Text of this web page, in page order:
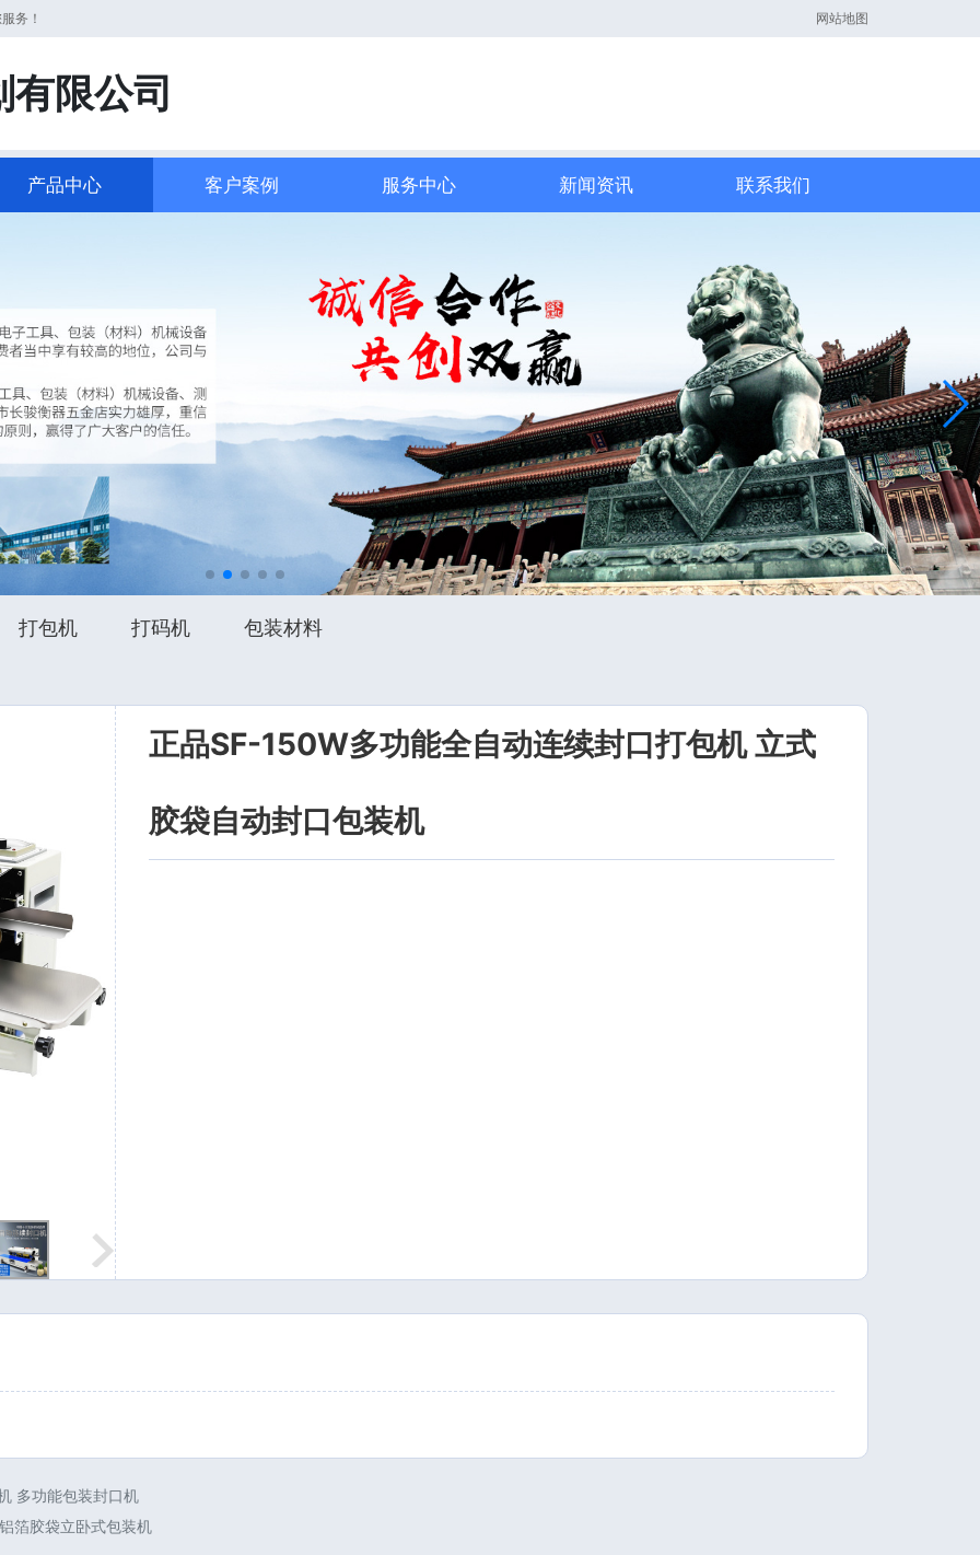
务！ 网站地图
限公司
产品中心 客户案例 服务中心 新闻资讯 联系我们
打包机 打码机 包装材料
正品SF-150W多功能全自动连续封口打包机 立式
胶袋自动封口包装机
多功能包装封口机
箔胶袋立卧式包装机